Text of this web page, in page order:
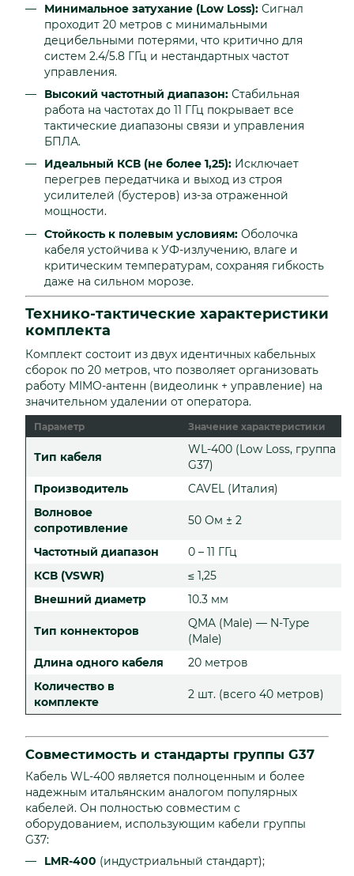
Минимальное затухание (Low Loss): Сигнал
проходит 20 метров с минимальными
децибельными потерями, что критично для
систем 2.4/5.8 ГГц и нестандартных частот
управления.
Высокий частотный диапазон: Стабильная
работа на частотах до 11 ГГц покрывает все
тактические диапазоны связи и управления
БПЛА.
Идеальный КСВ (не более 1,25): Исключает
перегрев передатчика и выход из строя
усилителей (бустеров) из-за отраженной
мощности.
Стойкость к полевым условиям: Оболочка
кабеля устойчива к УФ-излучению, влаге и
критическим температурам, сохраняя гибкость
даже на сильном морозе.
Технико-тактические характеристики
комплекта
Комплект состоит из двух идентичных кабельных
сборок по 20 метров, что позволяет организовать
работу MIMO-антенн (видеолинк + управление) на
значительном удалении от оператора.
Параметр Значение характеристики
Тип кабеля
WL-400 (Low Loss, группа
G37)
Производитель
CAVEL (Италия)
Волновое
сопротивление
50 Ом ± 2
Частотный диапазон
0 – 11 ГГц
КСВ (VSWR)
≤ 1,25
Внешний диаметр
10.3 мм
Тип коннекторов
QMA (Male) — N-Type
(Male)
Длина одного кабеля
20 метров
Количество в
комплекте
2 шт. (всего 40 метров)
Совместимость и стандарты группы G37
Кабель WL-400 является полноценным и более
надежным итальянским аналогом популярных
кабелей. Он полностью совместим с
оборудованием, использующим кабели группы
G37:
LMR-400 (индустриальный стандарт);